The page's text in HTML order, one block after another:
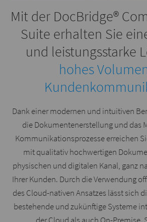
Mit der DocBridge®
Suite erhalten Sie
und leistungsstarke
hohes
Dank einer modernen und intuitiven
die Dokumentenerstellung und das
Kommunikationsprozesse erreichen
mit qualitativ hochwertigen
physischen und digitalen Kanal, ganz
Ihrer Kunden. Durch die Verwendung
des Cloud-nativen Ansatzes lässt sich
bestehende und zukünftige Systeme
der Cloud als auch On-Premise.